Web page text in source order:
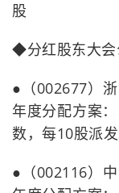
股
◆分红股东大
●（002677）
年度分配方案
数，每10股派
●（002116）